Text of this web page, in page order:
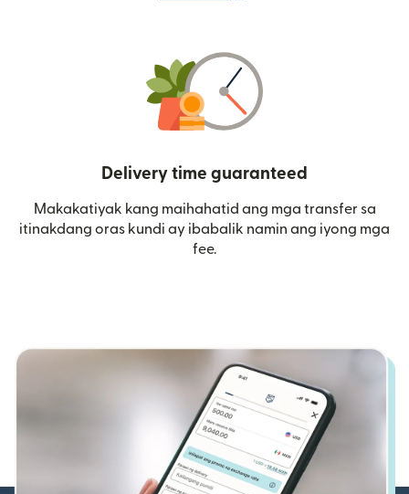
Delivery time guaranteed
Makakatiyak kang maihahatid ang mga transfer sa
itinakdang oras kundi ay ibabalik namin ang iyong mga
fee.